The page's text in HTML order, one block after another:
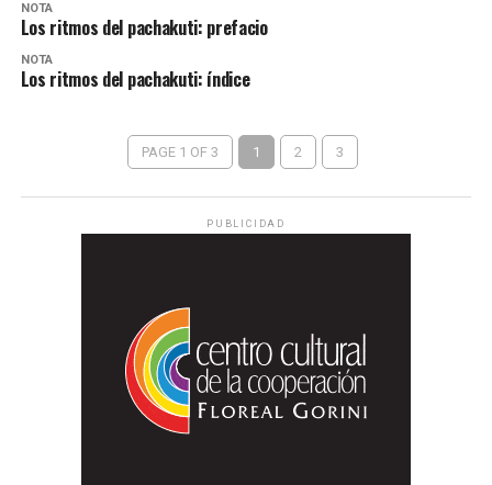
NOTA
Los ritmos del pachakuti: prefacio
NOTA
Los ritmos del pachakuti: índice
PAGE 1 OF 3 1 2 3
PUBLICIDAD